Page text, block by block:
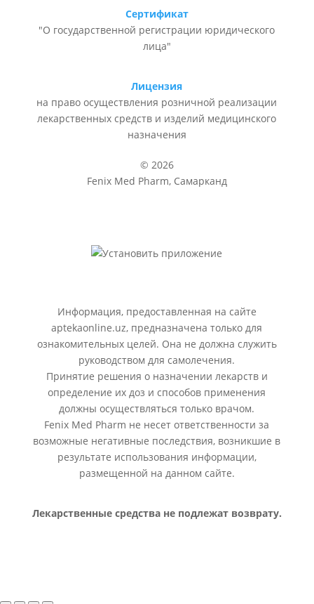
Сертификат
"О государственной регистрации юридического
лица"
Лицензия
на право осуществления розничной реализации
лекарственных средств и изделий медицинского
назначения
© 2026
Fenix Med Pharm, Самарканд
Информация, предоставленная на сайте
aptekaonline.uz, предназначена только для
ознакомительных целей. Она не должна служить
руководством для самолечения.
Принятие решения о назначении лекарств и
определение их доз и способов применения
должны осуществляться только врачом.
Fenix Med Pharm не несет ответственности за
возможные негативные последствия, возникшие в
результате использования информации,
размещенной на данном сайте.
Лекарственные средства не подлежат возврату.